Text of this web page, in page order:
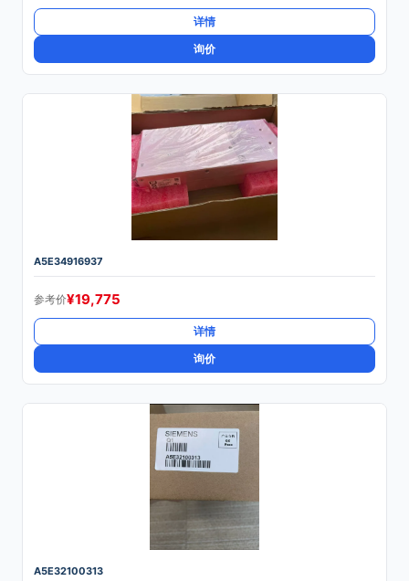
详情
询价
A5E34916937
参考价¥19,775
详情
询价
A5E32100313